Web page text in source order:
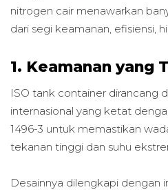
nitrogen cair menawarkan
dari segi keamanan, efisiensi,
1. Keamanan yang
ISO tank container dirancang
internasional yang ketat
1496-3 untuk memastikan
tekanan tinggi dan suhu
Desainnya dilengkapi dengan